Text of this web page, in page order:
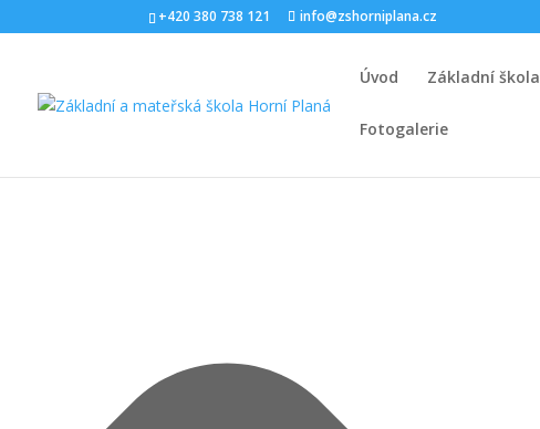
Spravovat Souhlas s cookies+420 380 738 121 info@zshorniplana.cz
Úvod Základní škola
Fotogalerie